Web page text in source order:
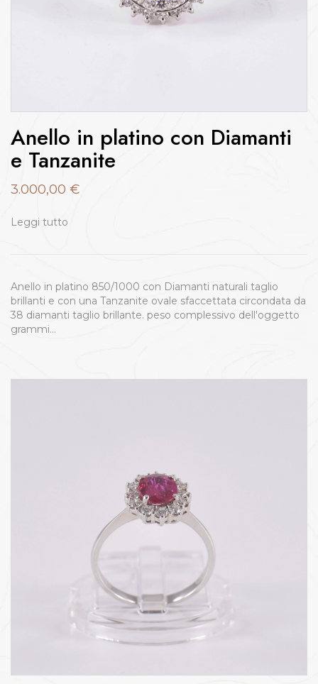
Anello in platino con Diamanti
e Tanzanite
3.000,00 €
Leggi tutto
Anello in platino 850/1000 con Diamanti naturali taglio
brillanti e con una Tanzanite ovale sfaccettata circondata da
38 diamanti taglio brillante. peso complessivo dell'oggetto
grammi…